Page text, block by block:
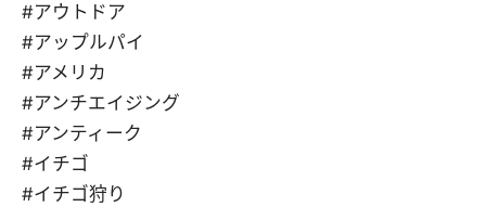
#アウトドア
#アップルパイ
#アメリカ
#アンチエイジング
#アンティーク
#イチゴ
#イチゴ狩り